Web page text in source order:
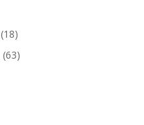
(18)
(63)